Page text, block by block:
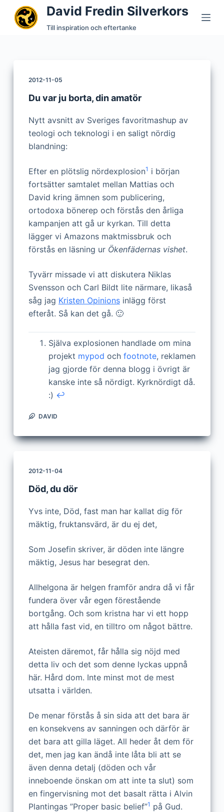
S
David Fredin Silverkors
Till inspiration och eftertanke
2012-11-05
Du var ju borta, din amatör
Nytt avsnitt av Sveriges favoritmashup av
teologi och teknologi i en saligt nördig
blandning:
Efter en plötslig nördexplosion1 i början
fortsätter samtalet mellan Mattias och
David kring ämnen som publicering,
ortodoxa bönerep och förstås den årliga
kampanjen att gå ur kyrkan. Till detta
lägger vi Amazons maktmissbruk och
förstås en läsning ur Ökenfädernas vishet.
Tyvärr missade vi att diskutera Niklas
Svensson och Carl Bildt lite närmare, likaså
såg jag Kristen Opinionsinlägg först
efteråt. Så kan det gå. 🙂
Själva explosionen handlade om mina
projekt mypod och footnote, reklamen
jag gjorde för denna blogg i övrigt är
kanske inte så nördigt. Kyrknördigt då.
:) ↩
DAVID
2012-11-04
Död, du dör
Yvs inte, Död, fast man har kallat dig för
mäktig, fruktansvärd, är du ej det,
Som Josefin skriver, är döden inte längre
mäktig, Jesus har besegrat den.
Allhelgona är helgen framför andra då vi får
fundera över vår egen förestående
bortgång. Och som kristna har vi ett hopp
att hålla fast vid, en tilltro om något bättre.
Ateisten däremot, får hålla sig nöjd med
detta liv och det som denne lyckas uppnå
här. Hård dom. Inte minst mot de mest
utsatta i världen.
De menar förstås å sin sida att det bara är
en konsekvens av sanningen och därför är
det bara att gilla läget. All heder åt dem för
det, men jag kan ändå inte låta bli att se
även denna detalj (döden och vår
inneboende önskan om att inte ta slut) som
en fingervisning mot det basalt rätta i Alvin
Plantingas ”Proper basic belief”1 på Gud.